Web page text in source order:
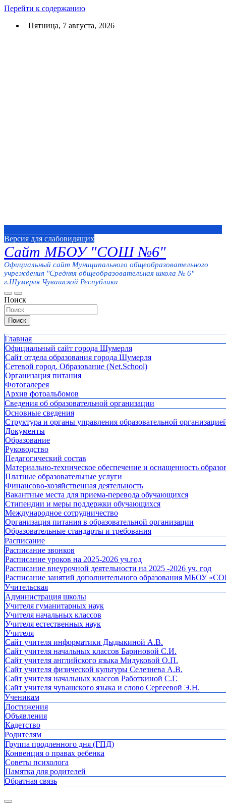
Перейти к содержанию
Пятница, 7 августа, 2026
Версия для слабовидящих
Сайт МБОУ "СОШ №6"
Официальный сайт Муниципального общеобразовательного
учреждения "Средняя общеобразовательная школа № 6"
г.Шумерля Чувашской Республики
Поиск
Поиск
Главная
Официальный сайт города Шумерля
Сайт отдела образования города Шумерля
Сетевой город. Образование (Net.School)
Организация питания
Фотогалерея
Архив фотоальбомов
Сведения об образовательной организации
Основные сведения
Структура и органы управления образовательной
Документы
Образование
Руководство
Педагогический состав
Материально-техническое обеспечение и оснащенность
Платные образовательные услуги
Финансово-хозяйственная деятельность
Вакантные места для приема-перевода обучающихся
Стипендии и меры поддержки обучающихся
Международное сотрудничество
Организация питания в образовательной организации
Образовательные стандарты и требования
Расписание
Расписание звонков
Расписание уроков на 2025-2026 уч.год
Расписание внеурочной деятельности на 2025 -2026 уч. год
Расписание занятий дополнительного образования МБОУ
Учительская
Администрация школы
Учителя гуманитарных наук
Учителя начальных классов
Учителя естественных наук
Учителя
Cайт учителя информатики Дыдыкиной А.В.
Сайт учителя начальных классов Бариновой С.И.
Сайт учителя английского языка Мидуковой О.П.
Сайт учителя физической культуры Селезнева А.В.
Сайт учителя начальных классов Работкиной С.Г.
Сайт учителя чувашского языка и слово Сергеевой Э.Н.
Ученикам
Достижения
Объявления
Кадетство
Родителям
Группа продленного дня (ГПД)
Конвенция о правах ребенка
Советы психолога
Памятка для родителей
Обратная связь